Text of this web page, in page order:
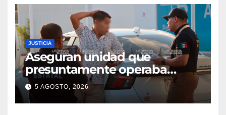
JUSTICIA
Aseguran unidad que
presuntamente operaba
mediante aplicación digital en
operativo de Transporte
Público
5 AGOSTO, 2026